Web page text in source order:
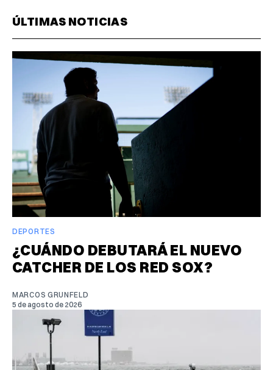
ÚLTIMAS NOTICIAS
DEPORTES
¿CUÁNDO DEBUTARÁ EL NUEVO
CATCHER DE LOS RED SOX?
MARCOS GRUNFELD
5 de agosto de 2026